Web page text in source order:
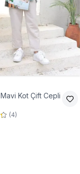
Mavi Kot Çift Cepli
(4)